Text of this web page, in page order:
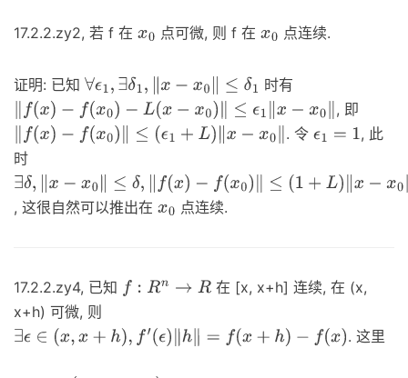
17.2.2.zy2, 若 f 在 x0 点可微, 则 f 在 x0 点连续.
证明: 已知 ∀ϵ1, ∃δ1,‖ − x0 ≤δ
时有
f(x)−f (x0)−L(x −x 0)‖≤ϵ 1‖x −x 0
, 即
f(x)−f (x0)‖≤(ϵ1 L)‖ x−x 0‖ . 令 ϵ1=1
, 此
时
∃δ x− x0 ‖≤δ f(x)
−f(x0)‖≤(1+L)‖x−x0‖
, 这很自然可以推出在 x0 点连续.
17.2.2.zy4, 已知 f: Rn→R
在 [x, x+h] 连续, 在 (x,
x+h) 可微, 则
∃ϵ ∈ x,x +h ),f (ϵ)‖ h‖=f(x +h ) −f( x) . 这里